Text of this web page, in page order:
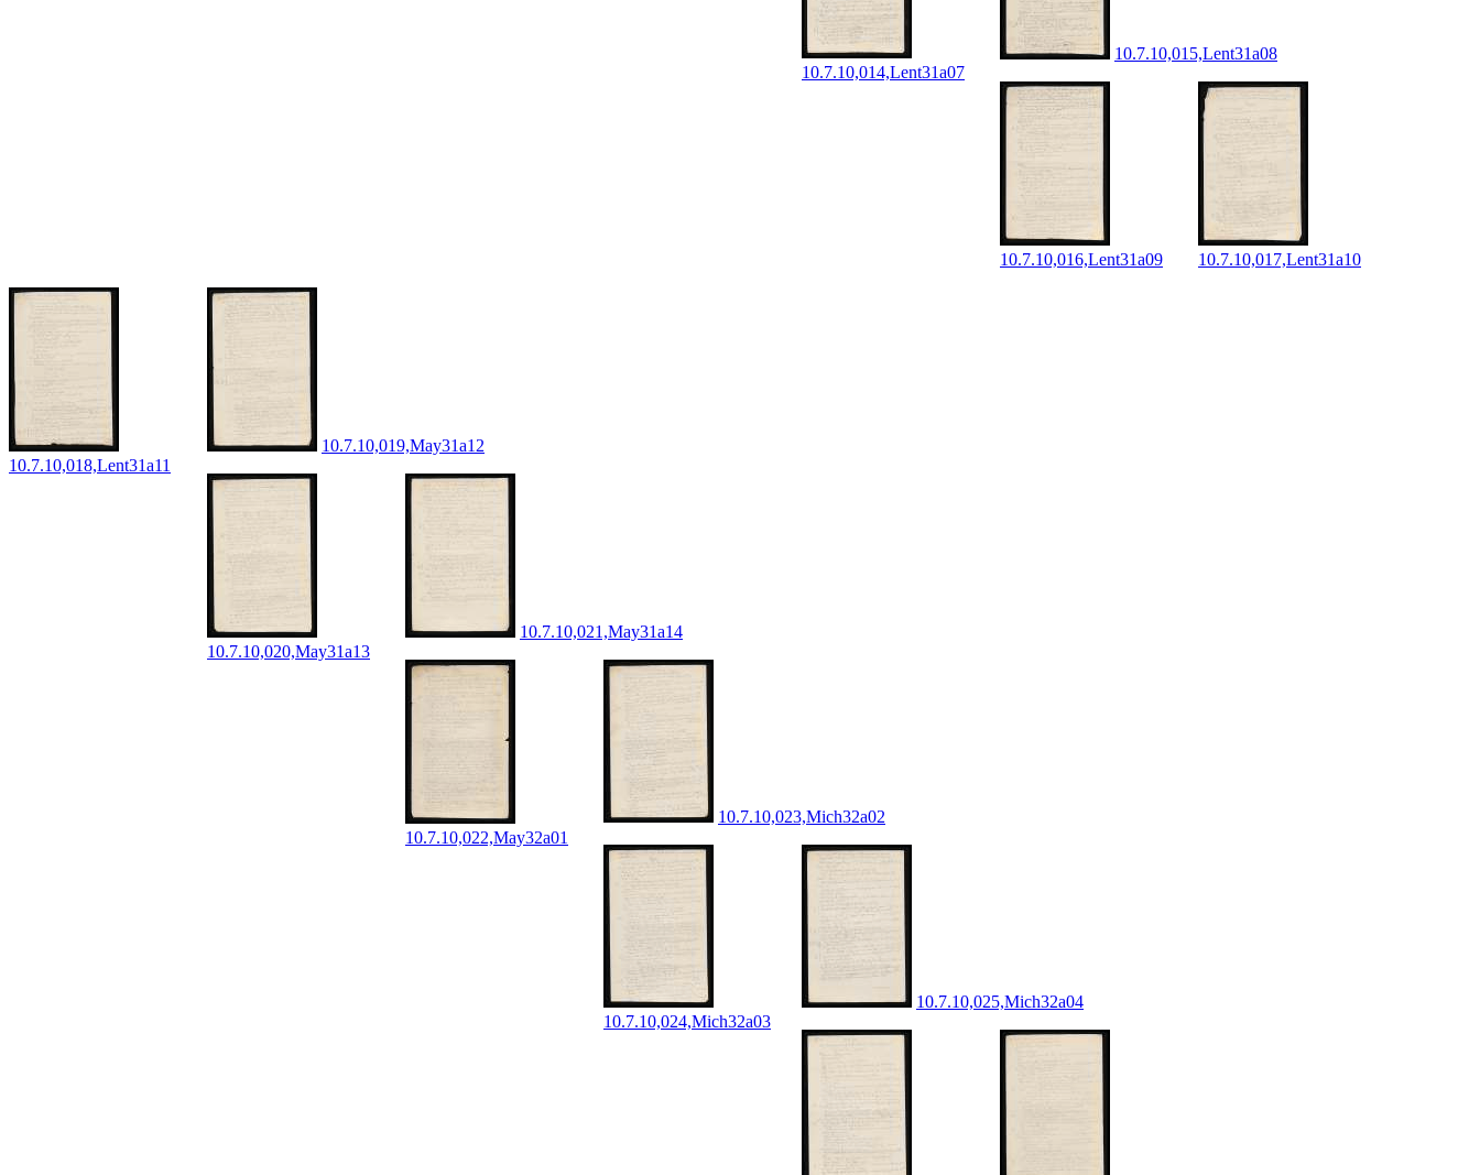
10.7.10,014,Lent31a07
10.7.10,015,Lent31a08
10.7.10,016,Lent31a09 10.7.10,017,Lent31a10
10.7.10,018,Lent31a11
10.7.10,019,May31a12
10.7.10,020,May31a13
10.7.10,021,May31a14
10.7.10,022,May32a01
10.7.10,023,Mich32a02
10.7.10,024,Mich32a03
10.7.10,025,Mich32a04